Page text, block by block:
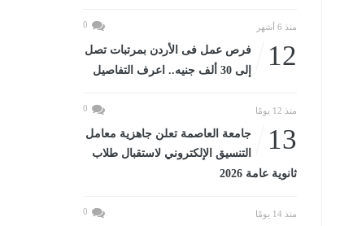
منذ 6 أشهر 0
12
فرص عمل فى الأردن بمرتبات تصل
إلى 30 ألف جنيه.. اعرف التفاصيل
منذ 12 يومًا 0
13
جامعة العاصمة تعلن جاهزية معامل
التنسيق الإلكتروني لاستقبال طلاب
ثانوية عامة 2026
منذ 14 يومًا 0